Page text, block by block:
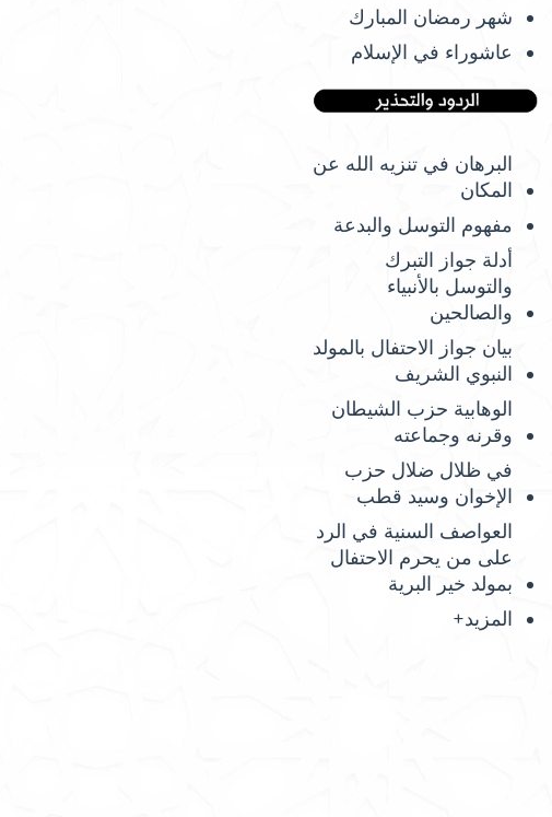
شهر رمضان المبارك
عاشوراء في الإسلام
البرهان في تنزيه الله عن
المكان
مفهوم التوسل والبدعة
أدلة جواز التبرك
والتوسل بالأنبياء
والصالحين
بيان جواز الاحتفال بالمولد
النبوي الشريف
الوهابية حزب الشيطان
وقرنه وجماعته
في ظلال ضلال حزب
الإخوان وسيد قطب
العواصف السنية في الرد
على من يحرم الاحتفال
بمولد خير البرية
المزيد+